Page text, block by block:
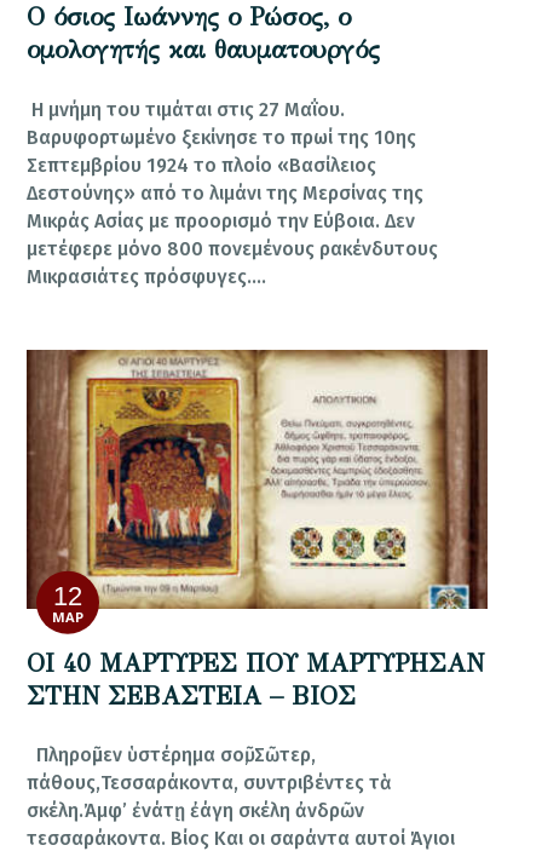
Ο όσιος Ιωάννης ο Ρώσος, ο
ομολογητής και θαυματουργός
Η μνήμη του τιμάται στις 27 Μαΐου.
Βαρυφορτωμένο ξεκίνησε το πρωί της 10ης
Σεπτεμβρίου 1924 το πλοίο «Βασίλειος
Δεστούνης» από το λιμάνι της Μερσίνας της
Μικράς Ασίας με προορισμό την Εύβοια. Δεν
μετέφερε μόνο 800 πονεμένους ρακένδυτους
Μικρασιάτες πρόσφυγες.…
12
ΜΑΡ
ΟΙ 40 ΜΑΡΤΥΡΕΣ ΠΟΥ ΜΑΡΤΥΡΗΣΑΝ
ΣΤΗΝ ΣΕΒΑΣΤΕΙΑ – ΒΙΟΣ
Πληροῦμεν ὑστέρημα σοῦ, Σῶτερ,
πάθους,Τεσσαράκοντα, συντριβέντες τὰ
σκέλη.Ἀμφ’ ἐνάτῃ ἐάγη σκέλη ἀνδρῶν
τεσσαράκοντα. Βίος Και οι σαράντα αυτοί Άγιοι